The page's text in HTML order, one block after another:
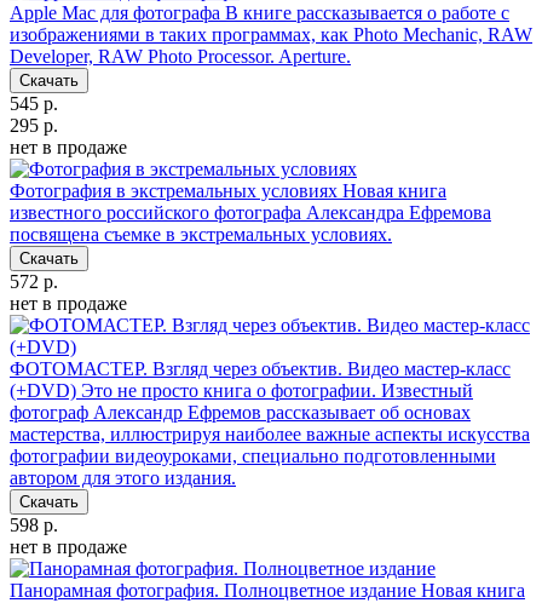
Apple Mac для фотографа В книге рассказывается о работе с
изображениями в таких программах, как Photo Mechanic, RAW
Developer, RAW Photo Processor. Aperture.
Скачать
545 р.
295 р.
нет в продаже
Фотография в экстремальных условиях Новая книга
известного российского фотографа Александра Ефремова
посвящена съемке в экстремальных условиях.
Скачать
572 р.
нет в продаже
ФОТОМАСТЕР. Взгляд через объектив. Видео мастер-класс
(+DVD) Это не просто книга о фотографии. Известный
фотограф Александр Ефремов рассказывает об основах
мастерства, иллюстрируя наиболее важные аспекты искусства
фотографии видеоуроками, специально подготовленными
автором для этого издания.
Скачать
598 р.
нет в продаже
Панорамная фотография. Полноцветное издание Новая книга